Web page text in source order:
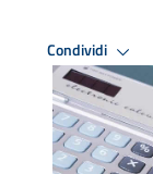
Condividi